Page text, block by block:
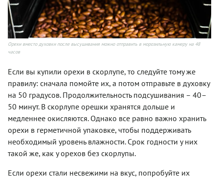
Орехи вместо духовки после высушивания можно отправить в морозильную камеру на 48
часов
Если вы купили орехи в скорлупе, то следуйте тому же
правилу: сначала помойте их, а потом отправьте в духовку
на 50 градусов. Продолжительность подсушивания – 40–
50 минут. В скорлупе орешки хранятся дольше и
медленнее окисляются. Однако все равно важно хранить
орехи в герметичной упаковке, чтобы поддерживать
необходимый уровень влажности. Срок годности у них
такой же, как у орехов без скорлупы.
Если орехи стали несвежими на вкус, попробуйте их